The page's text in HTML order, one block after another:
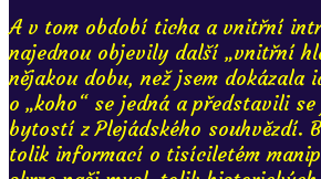
A v tom období ticha a vnitřní
najednou objevily další „vnitřní
nějakou dobu, než jsem dokázala
o „koho“ se jedná a představili
bytostí z Plejádského souhvězdí.
tolik informací o tisíciletém